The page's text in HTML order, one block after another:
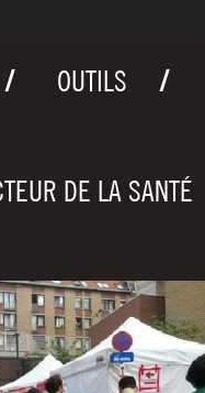
OUTILS
DE LA SANTÉ